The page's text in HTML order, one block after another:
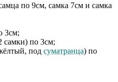
по 9см, самка 7см и самка
3см;
самки) по 3см;
под суматранца) по